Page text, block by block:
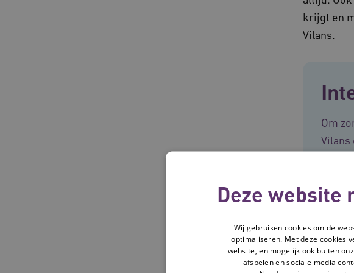
krijgt en
Vilans.
Om
Vilans
Deze website
Wij gebruiken cookies om de
optimaliseren. Met deze cookies
website, en mogelijk ook buiten
afspelen en sociale media